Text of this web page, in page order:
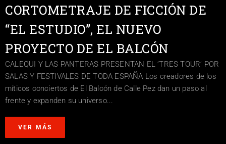
CORTOMETRAJE DE FICCIÓN DE
“EL ESTUDIO”, EL NUEVO
PROYECTO DE EL BALCÓN
CALEQUI Y LAS PANTERAS PRESENTAN EL ‘TRES TOUR’ POR
SALAS Y FESTIVALES DE TODA ESPAÑA Los creadores de los
míticos conciertos de El Balcón de Calle Pez dan un paso al
frente y expanden su universo...
VER MÁS